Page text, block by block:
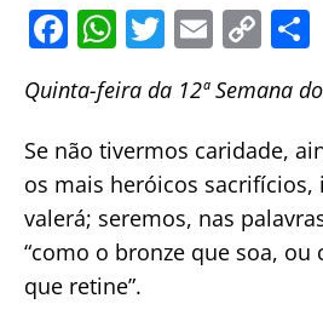
F
c
e
b
o
o
k
W
h
at
s
A
p
p
T
itt
er
E
ai
l
C
p
y
Li
n
k
h
Quinta-feira da 12ª Semana
Se não tivermos caridade,
os mais heróicos sacrifícios,
valerá; seremos, nas
“como o bronze que soa,
que retine”.